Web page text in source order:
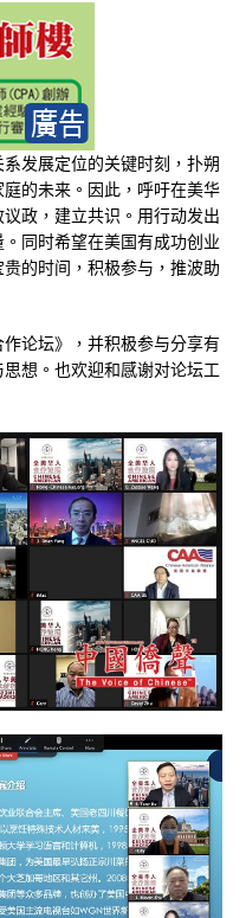
发展定位的关键时刻，扑朔
的未来。因此，呼吁在美华
政，建立共识。用行动发出
同时希望在美国有成功创业
的时间，积极参与，推波助
论坛》，并积极参与分享有
想。也欢迎和感谢对论坛工